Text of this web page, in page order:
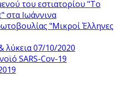
του εστιατορίου "Το
στα Ιωάννινα
"Μικροί Έλληνες
λύκεια 07/10/2020
SARS-Cov-19